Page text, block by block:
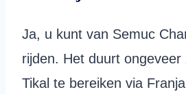
Ja, u kunt van Semuc
rijden. Het duurt ongeveer
Tikal te bereiken via